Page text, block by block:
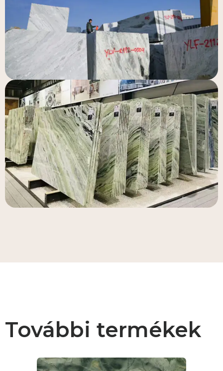
További termékek